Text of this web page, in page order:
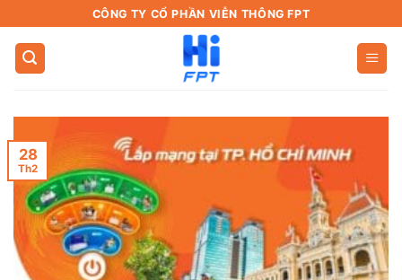
CÔNG TY CỔ PHẦN VIỄN THÔNG FPT
28
Th2